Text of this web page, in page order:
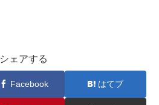
シェアする
Facebook はてブ